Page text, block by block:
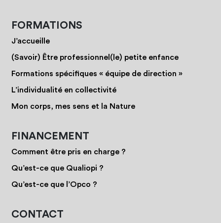
FORMATIONS
J’accueille
(Savoir) Être professionnel(le) petite enfance
Formations spécifiques « équipe de direction »
L’individualité en collectivité
Mon corps, mes sens et la Nature
FINANCEMENT
Comment être pris en charge ?
Qu’est-ce que Qualiopi ?
Qu’est-ce que l’Opco ?
CONTACT